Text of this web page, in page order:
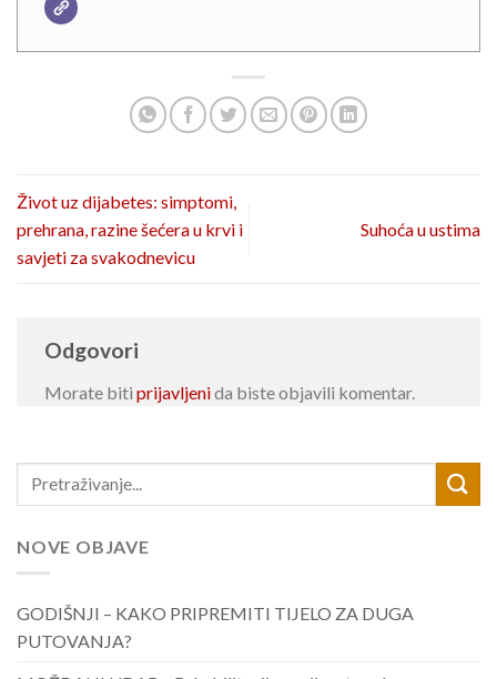
Život uz dijabetes: simptomi,
prehrana, razine šećera u krvi i
savjeti za svakodnevicu
Suhoća u ustima
Odgovori
Morate biti prijavljenida biste objavili komentar.
NOVE OBJAVE
GODIŠNJI – KAKO PRIPREMITI TIJELO ZA DUGA
PUTOVANJA?